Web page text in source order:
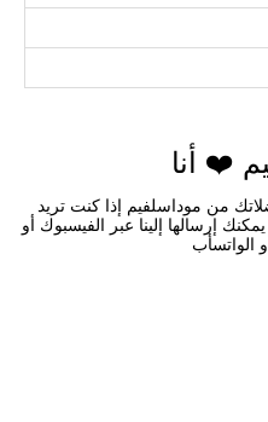
❤️ أنا
من موداسلفيم إذا كنت تريد
تضمين صورك في modselvim.com يمكنك إرسالها إلينا عبر الفيسبوك أو
الواتسأب